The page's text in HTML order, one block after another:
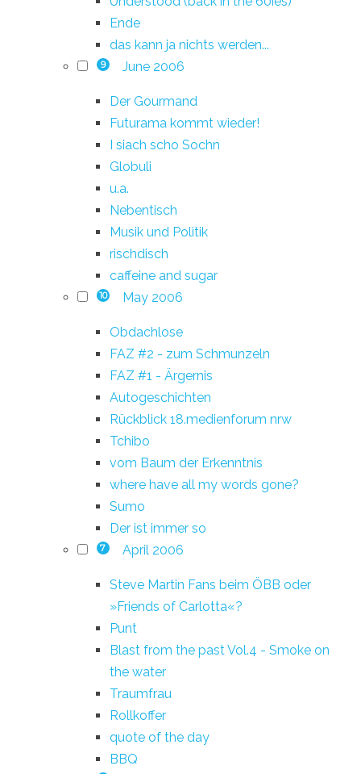
Ende
das kann ja nichts werden...
9 June 2006
Der Gourmand
Futurama kommt wieder!
I siach scho Sochn
Globuli
u.a.
Nebentisch
Musik und Politik
rischdisch
caffeine and sugar
10 May 2006
Obdachlose
FAZ #2 - zum Schmunzeln
FAZ #1 - Ärgernis
Autogeschichten
Rückblick 18.medienforum nrw
Tchibo
vom Baum der Erkenntnis
where have all my words gone?
Sumo
Der ist immer so
7 April 2006
Steve Martin Fans beim ÖBB oder
»Friends of Carlotta«?
Punt
Blast from the past Vol.4 - Smoke on
the water
Traumfrau
Rollkoffer
quote of the day
BBQ